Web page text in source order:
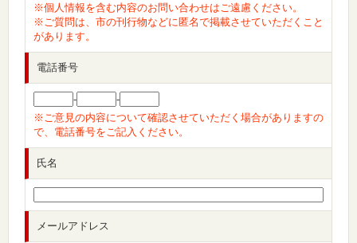
※個人情報を含む内容のお問い合わせはご遠慮ください。
※ご質問は、市の刊行物などに匿名で掲載させていただくこと
があります。
電話番号
-
-
※ご意見の内容について確認させていただく場合がありますの
で、電話番号をご記入ください。
氏名
メールアドレス